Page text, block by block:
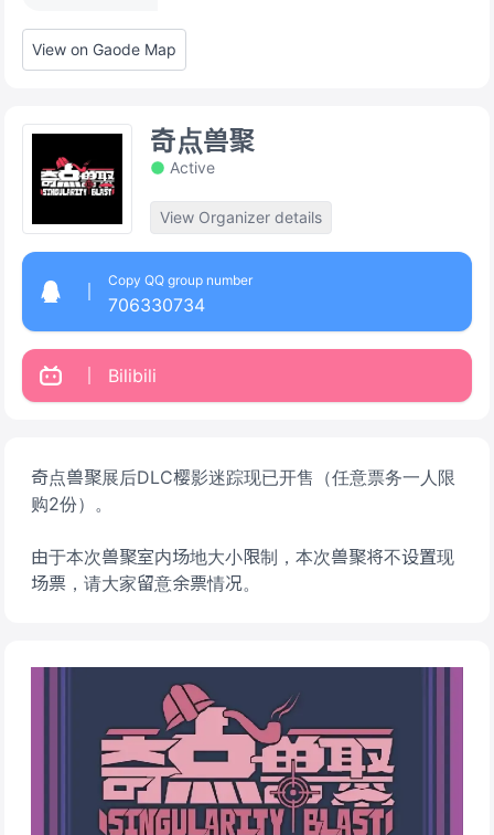
View on Gaode Map
奇点兽聚展后DLC樱影迷踪现已开售（任意票务一人限
购2份）。
由于本次兽聚室内场地大小限制，本次兽聚将不设置现
场票，请大家留意余票情况。
奇点兽聚
Active
View Organizer details
Copy QQ group number
706330734
Bilibili